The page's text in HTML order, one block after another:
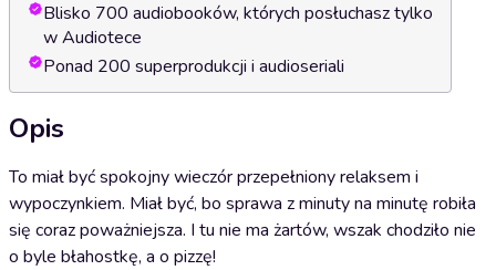
Blisko 700 audiobooków, których posłuchasz tylko
w Audiotece
Ponad 200 superprodukcji i audioseriali
Opis
To miał być spokojny wieczór przepełniony relaksem i
wypoczynkiem. Miał być, bo sprawa z minuty na minutę robiła
się coraz poważniejsza. I tu nie ma żartów, wszak chodziło nie
o byle błahostkę, a o pizzę!